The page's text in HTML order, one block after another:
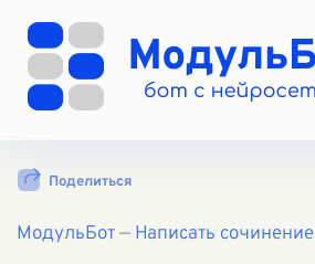
Выбрать режим
Вход
Поделиться
МодульБот— Написать сочинение